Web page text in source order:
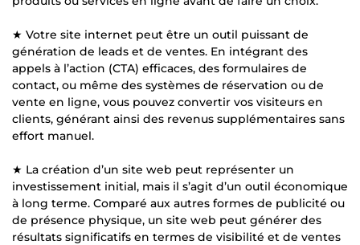
★ Votre site internet peut être un outil puissant de
génération de leads et de ventes. En intégrant des
appels à l’action (CTA) efficaces, des formulaires de
contact, ou même des systèmes de réservation ou de
vente en ligne, vous pouvez convertir vos visiteurs en
clients, générant ainsi des revenus supplémentaires sans
effort manuel.
★ La création d’un site web peut représenter un
investissement initial, mais il s’agit d’un outil économique
à long terme. Comparé aux autres formes de publicité ou
de présence physique, un site web peut générer des
résultats significatifs en termes de visibilité et de ventes